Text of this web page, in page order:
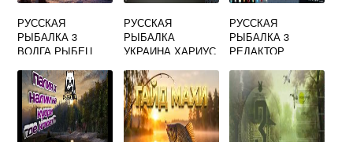
РУССКАЯ
РЫБАЛКА 3
ВОЛГА РЫБЕЦ
РУССКАЯ
РЫБАЛКА
УКРАИНА ХАРИУС
РУССКАЯ
РЫБАЛКА 3
РЕДАКТОР